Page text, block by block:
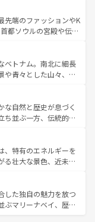
、サーフィンやダイ
ア好きにはたまらな
存分に味わいつくそ
部など、都市の喧騒
れる人に新しい発見と
深い台湾の食文化も魅
ラエティ豊かな料理
報は コンテンツ一覧を参
先端のファッションやK
都ソウルの宮殿や伝統
然美を楽しむことが
品のストリートフード
いる。夜には、韓国な
魅力を心ゆくまで味
新着の韓国情報はコンテンツ一
ベトナム。南北に細長
や青々とした山々、世
イの古い町並みやホ
物も、独特の雰囲気を
の豊かさとおいしさで
コーヒーなどは、ぜ
れてもあたたかい人々
と忘れられない旅にな
な自然と歴史が息づく
ち並ぶ一方、伝統的な
ンマイなどの山岳地
ケットやクラビの美し
とができる。タイ料理
節にも異なる楽しみ
人々、仏教を中心とし
訪れる旅人を魅了し続
、特有のエネルギーを
る壮大な景色、近未来
光スポットが密集し
のも魅力。息をのむよ
港を存分に楽しみ尽く
した独自の魅力を放つ
ぶマリーナベイ、歴史